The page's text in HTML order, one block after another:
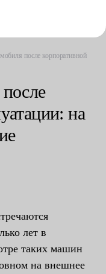
после корпоративной
на
лет в
таких машин
на внешнее